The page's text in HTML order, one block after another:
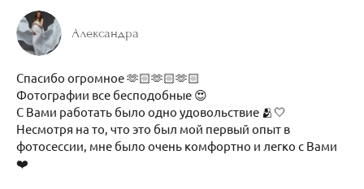
Александра
Спасибо огромное 🫶🏻🫶🏻🫶🏻
Фотографии все бесподобные 😍
С Вами работать было одно удовольствие 🫂🤍
Несмотря на то, что это был мой первый опыт в
фотосессии, мне было очень комфортно и легко с Вами
❤️